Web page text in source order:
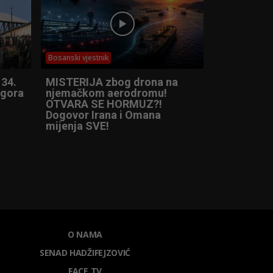
Bosanski vjestnik
MISTERIJA zbog drona na
njemačkom aerodromu!
OTVARA SE HORMUZ?!
Dogovor Irana i Omana
mijenja SVE!
O NAMA
SENAD HADŽIFEJZOVIĆ